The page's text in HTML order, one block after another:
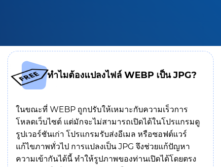
ทำไมต้องแปลงไฟล์ WEBP เป็น JPG?
ในขณะที่ WEBP ถูกปรับให้เหมาะกับความเร็วการ
โหลดเว็บไซต์ แต่มักจะไม่สามารถเปิดได้ในโปรแกรมดู
รูปเวอร์ชันเก่า โปรแกรมรับส่งอีเมล หรือซอฟต์แวร์
แก้ไขภาพทั่วไป การแปลงเป็น JPG จึงช่วยแก้ปัญหา
ความเข้ากันได้นี้ ทำให้รูปภาพของท่านเปิดได้โดยตรง